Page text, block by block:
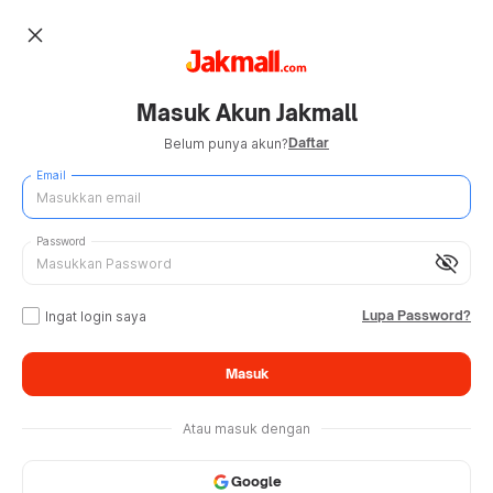
close
Masuk Akun Jakmall
Belum punya akun?Daftar
Email
visibility_off
Password
Ingat login saya Lupa Password?
Masuk
Atau masuk dengan
Google